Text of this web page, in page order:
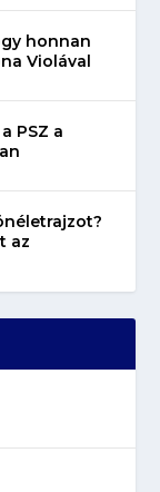
honnan
Violával
PSZ a
az